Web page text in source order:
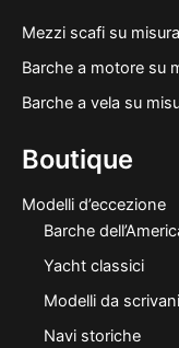
Mezzi scafi su misura
Barche a motore su
Barche a vela su
Boutique
Modelli d’eccezione
Barche
Yacht classici
Modelli da
Navi storiche